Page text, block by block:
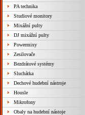
PA technika
Studiové monitory
Mixážní pulty
DJ mixážní pulty
Powermixy
Zesilovače
Bezdrátové systémy
Sluchátka
Dechové hudební nástroje
Housle
Mikrofony
Obaly na hudební nástoje